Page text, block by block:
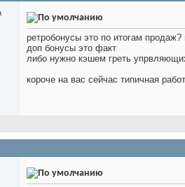
ретробонусы это по итогам
доп бонусы это факт
либо нужно кэшем греть
короче на вас сейчас типичная